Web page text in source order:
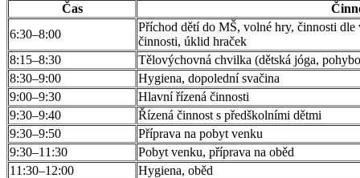
Čas
6:30–8:00
Příchod dětí do MŠ, volné hry, činnosti
činnosti, úklid hraček
8:15–8:30
Tělovýchovná chvilka (dětská jóga,
8:30–9:00
Hygiena, dopolední svačina
9:00–9:30
Hlavní řízená činnosti
9:30–9:40
Řízená činnost s předškolními dětmi
9:30–9:50
Příprava na pobyt venku
9:30–11:30
Pobyt venku, příprava na oběd
11:30–12:00
Hygiena, oběd